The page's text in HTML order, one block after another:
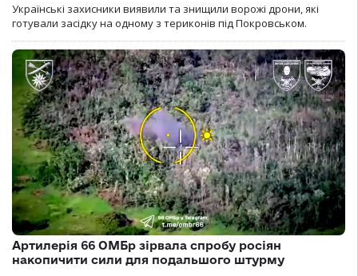
Українські захисники виявили та знищили ворожі дрони, які
готували засідку на одному з териконів під Покровськом.
Артилерія 66 ОМБр зірвала спробу росіян
накопичити сили для подальшого штурму